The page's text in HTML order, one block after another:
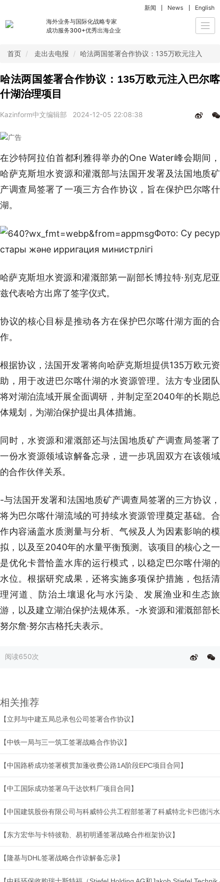
海外业务与国际化战略专家
成功服务300+优秀出海企业
新闻 News English
首页 走出去电报 哈法两国签署合作协议：135万欧元注入巴尔
哈法两国签署合作协议：135万欧元注入巴尔喀
什湖治理项目
Kazinform中文编辑部 2024-12-05 22:08:38
在沙特阿拉伯首都利雅得举办的One Water峰会期间，
哈萨克斯坦水资源和灌溉部与法国开发署及法国地质矿
产调查局签署了一项三方合作协议，旨在保护巴尔喀什
湖。
Фото: Су ресур
стары және ирригация министрлігі
哈萨克斯坦水资源和灌溉部第一副部长博拉特·别克尼亚
兹代表哈方出席了签字仪式。
协议的核心目标是推动各方在保护巴尔喀什湖方面的合
作。
根据协议，法国开发署将向哈萨克斯坦提供135万欧元资
助，用于改进巴尔喀什湖的水资源管理。法方专业团队
将对湖泊流域开展全面调研，并制定至2040年的长期总
体规划，为湖泊保护提出具体措施。
同时，水资源和灌溉部还与法国地质矿产调查局签署了
一份水资源领域谅解备忘录，进一步巩固双方在该领域
的合作伙伴关系。
-与法国开发署和法国地质矿产调查局签署的三方协议，
将为巴尔喀什湖流域的可持续水资源管理奠定基础。合
作内容涵盖水质测量与分析、气候及人为因素影响的模
拟，以及至2040年的水量平衡预测。该项目的核心之一
是优化卡普恰盖水库的运行模式，以稳定巴尔喀什湖的
水位。根据研究成果，还将实施多项保护措施，包括清
理河道、防治土壤退化与水污染、发展渔业和生态旅
游，以及建立湖泊保护法规体系。-水资源和灌溉部部长
努尔詹·努尔吉格托夫表示。
阅读650次
相关推荐
【立邦与中建五局总承包公司签署合作协议】
【中铁一局与三一筑工签署战略合作协议】
【中国路桥成功签署横贯加蓬收费公路1A阶段EPC项目合同】
【中工国际成功签署乌干达饮料厂项目合同】
【东方宏华与卡特彼勒、易初明通签署战略合作框架协议】
【隆基与DHL签署战略合作谅解备忘录】